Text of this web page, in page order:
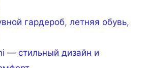
гардероб,летняя обувь,
— стильный дизайн и